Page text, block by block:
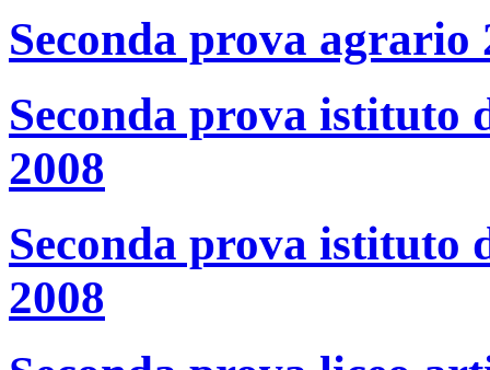
Seconda prova agrario
Seconda prova istituto
2008
Seconda prova istituto
2008